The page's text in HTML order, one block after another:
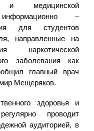
и медицинской
–
для студентов
направленные на
наркотической
заболевания как
главный врач
Мещеряков.
здоровья и
проводит
аудиторией, в